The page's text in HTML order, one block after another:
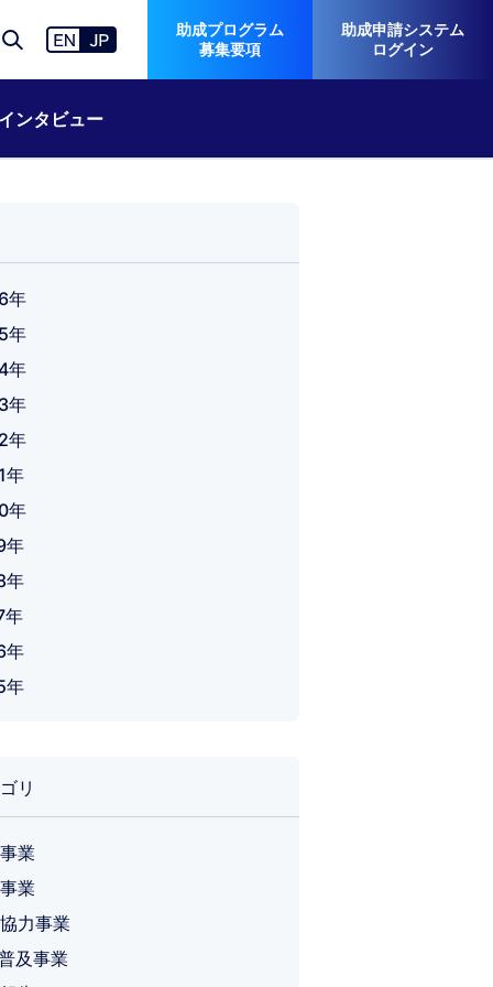
助成プログラム
募集要項
助成申請システム
ログイン
ンタビュー
年
年
年
年
年
年
年
年
年
年
年
年
リ
業
業
力事業
及事業